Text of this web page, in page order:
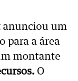
anunciou um
para a área
montante
O